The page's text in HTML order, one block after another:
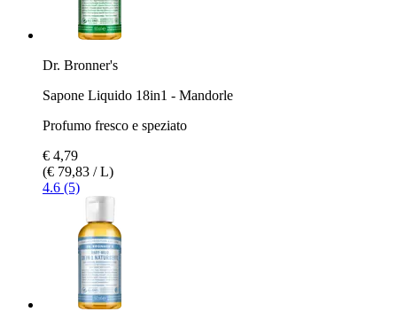
Dr. Bronner's
Sapone Liquido 18in1 - Mandorle
Profumo fresco e speziato
€ 4,79
(€ 79,83 / L)
4.6 (5)